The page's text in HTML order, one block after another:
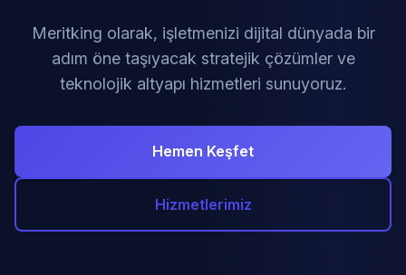
Meritking olarak, işletmenizi dijital dünyada bir
adım öne taşıyacak stratejik çözümler ve
teknolojik altyapı hizmetleri sunuyoruz.
Hemen Keşfet
Hizmetlerimiz